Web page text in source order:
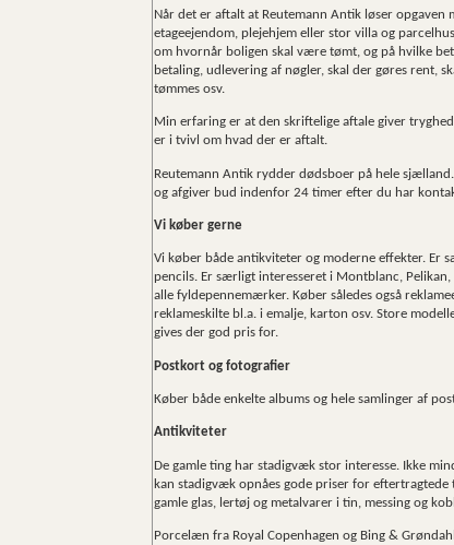
Når det er aftalt at Reutemann Antik løser opgaven
etageejendom, plejehjem eller stor villa og
om hvornår boligen skal være tømt, og på hvilke
betaling, udlevering af nøgler, skal der gøres rent,
tømmes osv.
Min erfaring er at den skriftelige aftale giver
er i tvivl om hvad der er aftalt.
Reutemann Antik rydder dødsboer på hele
og afgiver bud indenfor 24 timer efter du har
Vi køber gerne
Vi køber både antikviteter og moderne effekter. Er
pencils. Er særligt interesseret i Montblanc, Pelikan,
alle fyldepennemærker. Køber således også
reklameskilte bl.a. i emalje, karton osv. Store
gives der god pris for.
Postkort og fotografier
Køber både enkelte albums og hele samlinger af
Antikviteter
De gamle ting har stadigvæk stor interesse. Ikke
kan stadigvæk opnåes gode priser for
gamle glas, lertøj og metalvarer i tin, messing og
Porcelæn fra Royal Copenhagen og Bing &